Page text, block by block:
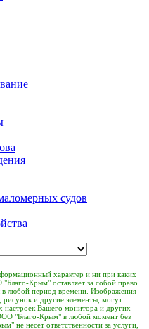
судов
характер и ни при каких
Крым" оставляет за собой право
в любой период времени. Изображения
рисунок и другие элементы, могут
настроек Вашего монитора и других
"Благо-Крым" в любой момент без
не несёт ответственности за услуги,